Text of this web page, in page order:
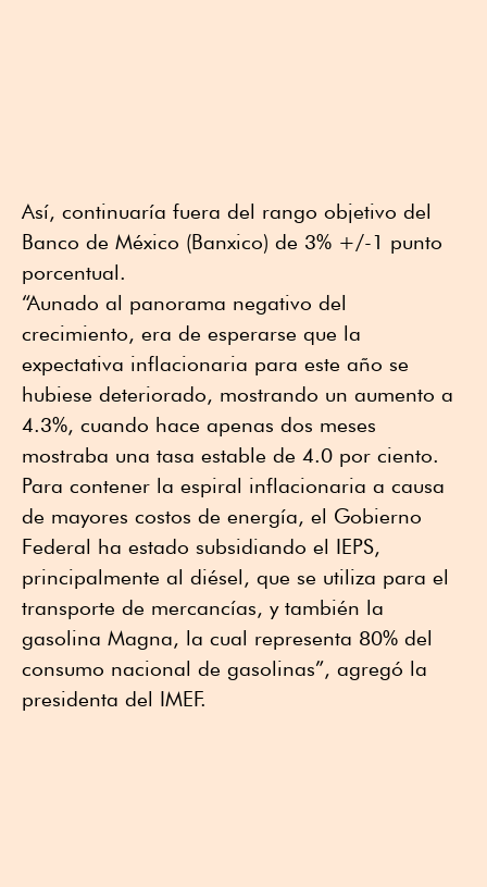
Así, continuaría fuera del rango objetivo del
Banco de México (Banxico) de 3% +/-1 punto
porcentual.
“Aunado al panorama negativo del
crecimiento, era de esperarse que la
expectativa inflacionaria para este año se
hubiese deteriorado, mostrando un aumento a
4.3%, cuando hace apenas dos meses
mostraba una tasa estable de 4.0 por ciento.
Para contener la espiral inflacionaria a causa
de mayores costos de energía, el Gobierno
Federal ha estado subsidiando el IEPS,
principalmente al diésel, que se utiliza para el
transporte de mercancías, y también la
gasolina Magna, la cual representa 80% del
consumo nacional de gasolinas”, agregó la
presidenta del IMEF.